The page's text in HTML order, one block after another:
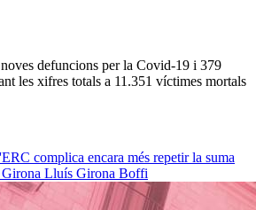
defuncions per la Covid-19 i 379
les xifres totals a 11.351 víctimes mortals
complica encara més repetir la suma
Lluís Girona Boffi